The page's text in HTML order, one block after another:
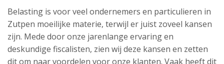
Belasting is voor veel ondernemers en particulieren in
Zutpen moeilijke materie, terwijl er juist zoveel kansen
zijn. Mede door onze jarenlange ervaring en
deskundige fiscalisten, zien wij deze kansen en zetten
dit om naar voordelen voor onze klanten. Vaak heeft dit